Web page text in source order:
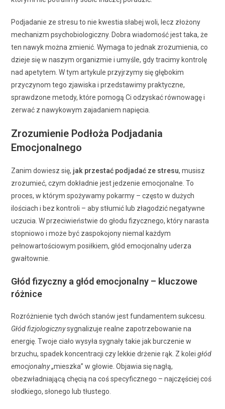
Podjadanie ze stresu to nie kwestia słabej woli, lecz złożony
mechanizm psychobiologiczny. Dobra wiadomość jest taka, że
ten nawyk można zmienić. Wymaga to jednak zrozumienia, co
dzieje się w naszym organizmie i umyśle, gdy tracimy kontrolę
nad apetytem. W tym artykule przyjrzymy się głębokim
przyczynom tego zjawiska i przedstawimy praktyczne,
sprawdzone metody, które pomogą Ci odzyskać równowagę i
zerwać z nawykowym zajadaniem napięcia.
Zrozumienie Podłoża Podjadania
Emocjonalnego
Zanim dowiesz się, jak przestać podjadać ze stresu, musisz
zrozumieć, czym dokładnie jest jedzenie emocjonalne. To
proces, w którym spożywamy pokarmy – często w dużych
ilościach i bez kontroli – aby stłumić lub złagodzić negatywne
uczucia. W przeciwieństwie do głodu fizycznego, który narasta
stopniowo i może być zaspokojony niemal każdym
pełnowartościowym posiłkiem, głód emocjonalny uderza
gwałtownie.
Głód fizyczny a głód emocjonalny – kluczowe
różnice
Rozróżnienie tych dwóch stanów jest fundamentem sukcesu.
Głód fizjologicznysygnalizuje realne zapotrzebowanie na
energię. Twoje ciało wysyła sygnały takie jak burczenie w
brzuchu, spadek koncentracji czy lekkie drżenie rąk. Z koleigłód
emocjonalny„mieszka” w głowie. Objawia się nagłą,
obezwładniającą chęcią na coś specyficznego – najczęściej coś
słodkiego, słonego lub tłustego.